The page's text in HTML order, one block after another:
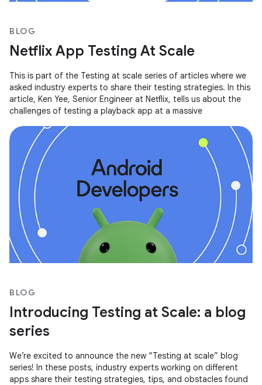
BLOG
Netflix App Testing At Scale
This is part of the Testing at scale series of articles where we
asked industry experts to share their testing strategies. In this
article, Ken Yee, Senior Engineer at Netflix, tells us about the
challenges of testing a playback app at a massive
BLOG
Introducing Testing at Scale: a blog
series
We’re excited to announce the new “Testing at scale” blog
series! In these posts, industry experts working on different
apps share their testing strategies, tips, and obstacles found